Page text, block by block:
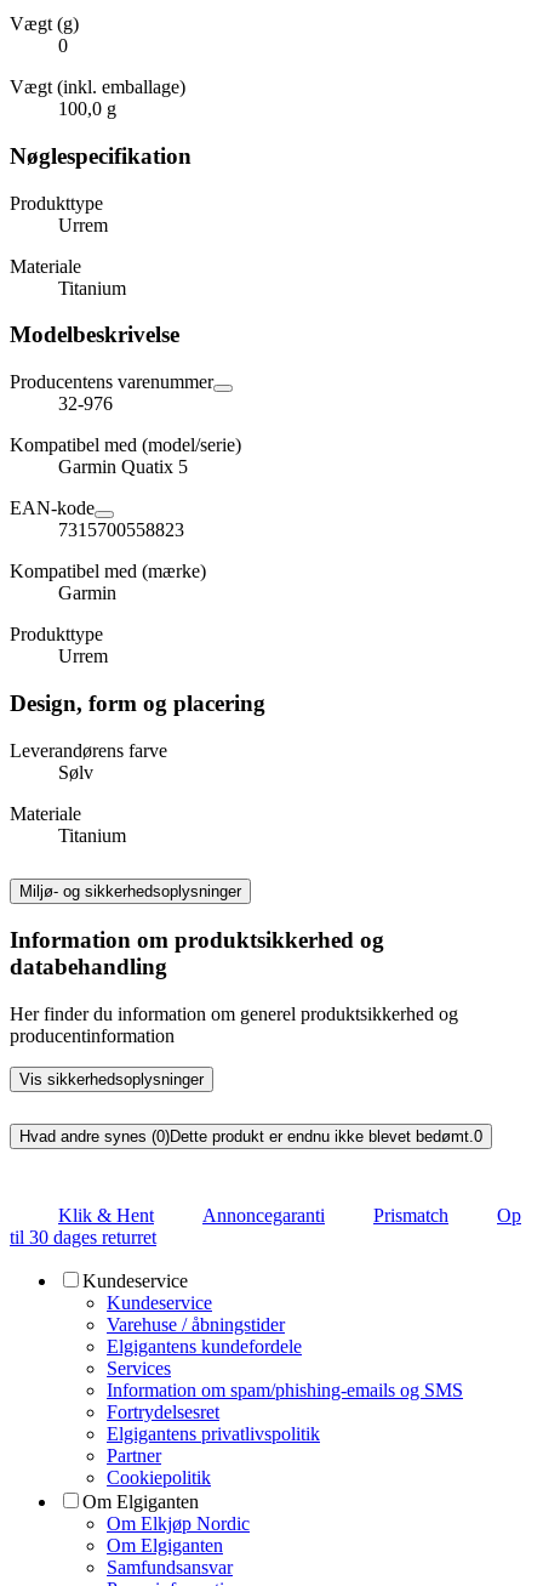
Vægt (g)
0
Vægt (inkl. emballage)
100,0 g
Nøglespecifikation
Produkttype
Urrem
Materiale
Titanium
Modelbeskrivelse
Producentens varenummer
32-976
Kompatibel med (model/serie)
Garmin Quatix 5
EAN-kode
7315700558823
Kompatibel med (mærke)
Garmin
Produkttype
Urrem
Design, form og placering
Leverandørens farve
Sølv
Materiale
Titanium
Miljø- og sikkerhedsoplysninger
Information om produktsikkerhed og
databehandling
Her finder du information om generel produktsikkerhed og
producentinformation
Vis sikkerhedsoplysninger
Hvad andre synes (0)Dette produkt er endnu ikke blevet bedømt.0
Klik & Hent Annoncegaranti Prismatch
Op
til 30 dages returret
Kundeservice
Kundeservice
Varehuse / åbningstider
Elgigantens kundefordele
Services
Information om spam/phishing-emails og SMS
Fortrydelsesret
Elgigantens privatlivspolitik
Partner
Cookiepolitik
Om Elgiganten
Om Elkjøp Nordic
Om Elgiganten
Samfundsansvar